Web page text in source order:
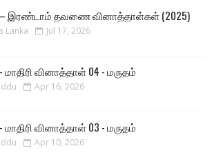
– இரண்டாம் தவணை வினாத்தாள்கள் (2025)
Lanka Jul 17, 2026
மாதிரி வினாத்தாள் 04 - மருதம்
Apr 16, 2026
மாதிரி வினாத்தாள் 03 - மருதம்
Apr 10, 2026